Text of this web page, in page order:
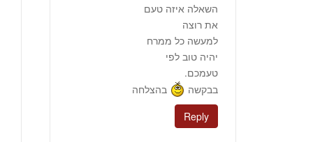
השאלה איזה טעם
את רוצה
למעשה כל ממרח
יהיה טוב לפי
טעמכם.
בבקשה
בהצלחה
Reply